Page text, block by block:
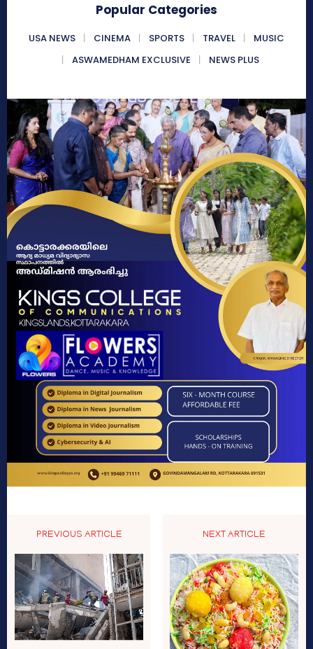
Popular Categories
USA NEWS CINEMA SPORTS TRAVEL
MUSIC
ASWAMEDHAM EXCLUSIVE
NEWS PLUS
PREVIOUS ARTICLE NEXT ARTICLE